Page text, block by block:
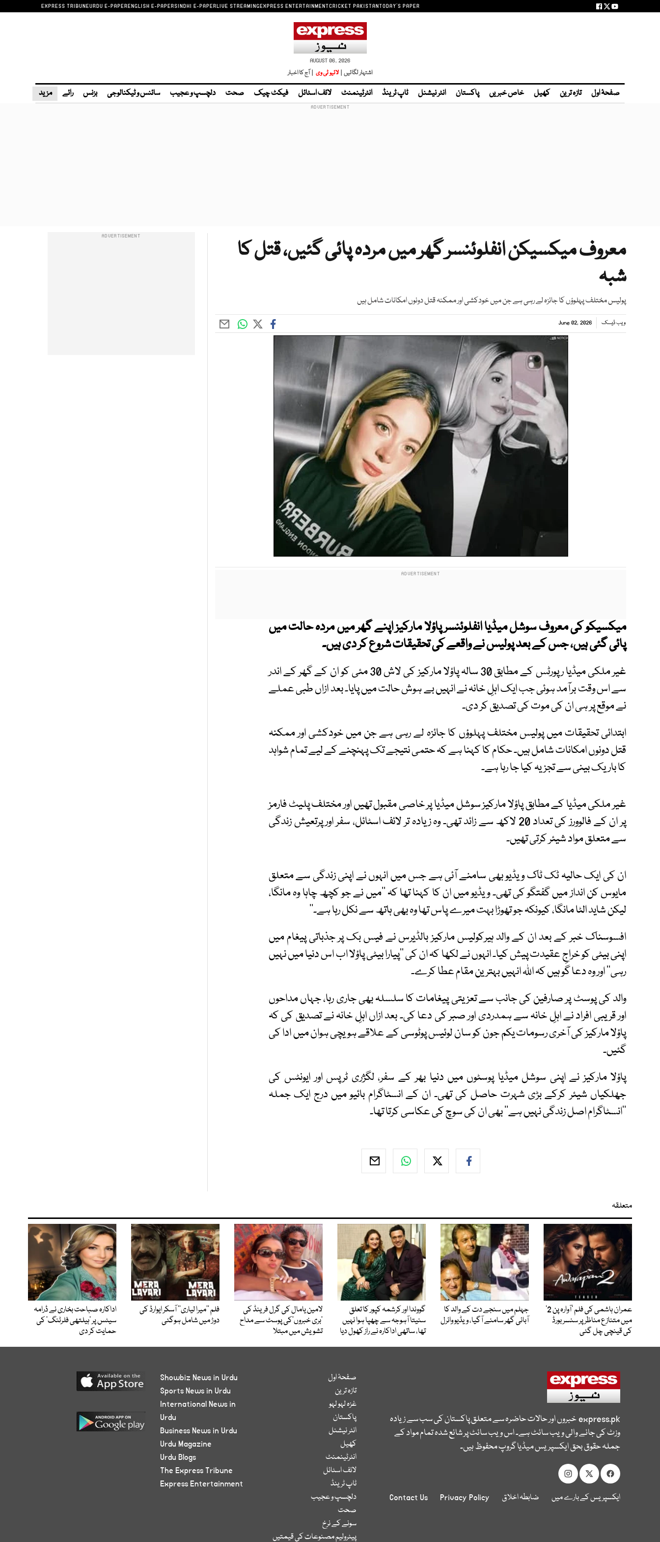
EXPRESS TRIBUNEURDU E-PAPERENGLISH E-PAPERSINDHI E-PAPERLIVE STREAMINGEXPRESS ENTERTAINMENTCRICKET PAKISTANTODAY'S PAPER
AUGUST 06, 2026
اشتہار لگائیں | لائیو ٹی وی | آج کا اخبار
صفحۂ اول تازہ ترین کھیل خاص خبریں پاکستان انٹر نیشنل ٹاپ ٹرینڈ انٹرٹینمنٹ لائف اسٹائل فیکٹ چیک صحت دلچسپ و عجیب سائنس و ٹیکنالوجی بزنس رائے مزید
معروف میکسیکن انفلوئنسر گھر میں مردہ پائی گئیں، قتل کا
شبہ
پولیس مختلف پہلوؤں کا جائزہ لے رہی ہے جن میں خودکشی اور ممکنہ قتل دونوں امکانات شامل ہیں
ویب ڈیسک June 02, 2026
میکسیکو کی معروف سوشل میڈیا انفلوئنسر پاؤلا مارکیز اپنے گھر میں مردہ حالت میں
پائی گئی ہیں، جس کے بعد پولیس نے واقعے کی تحقیقات شروع کر دی ہیں۔
غیر ملکی میڈیا رپورٹس کے مطابق 30 سالہ پاؤلا مارکیز کی لاش 30 مئی کو ان کے گھر کے اندر
سے اس وقت برآمد ہوئی جب ایک اہلِ خانہ نے انہیں بے ہوش حالت میں پایا۔ بعد ازاں طبی عملے
نے موقع پر ہی ان کی موت کی تصدیق کر دی۔
ابتدائی تحقیقات میں پولیس مختلف پہلوؤں کا جائزہ لے رہی ہے جن میں خودکشی اور ممکنہ
قتل دونوں امکانات شامل ہیں۔ حکام کا کہنا ہے کہ حتمی نتیجے تک پہنچنے کے لیے تمام شواہد
کا باریک بینی سے تجزیہ کیا جا رہا ہے۔
غیر ملکی میڈیا کے مطابق پاؤلا مارکیز سوشل میڈیا پر خاصی مقبول تھیں اور مختلف پلیٹ فارمز
پر ان کے فالوورز کی تعداد 20 لاکھ سے زائد تھی۔ وہ زیادہ تر لائف اسٹائل، سفر اور پرتعیش زندگی
سے متعلق مواد شیئر کرتی تھیں۔
ان کی ایک حالیہ ٹک ٹاک ویڈیو بھی سامنے آئی ہے جس میں انہوں نے اپنی زندگی سے متعلق
مایوس کن انداز میں گفتگو کی تھی۔ ویڈیو میں ان کا کہنا تھا کہ ’’میں نے جو کچھ چاہا وہ مانگا،
لیکن شاید الٹا مانگا، کیونکہ جو تھوڑا بہت میرے پاس تھا وہ بھی ہاتھ سے نکل رہا ہے۔‘‘
افسوسناک خبر کے بعد ان کے والد ہیرکولیس مارکیز بالڈیرس نے فیس بک پر جذباتی پیغام میں
اپنی بیٹی کو خراجِ عقیدت پیش کیا۔ انہوں نے لکھا کہ ان کی ’’پیارا بیٹی پاؤلا اب اس دنیا میں نہیں
رہی‘‘ اور وہ دعا گو ہیں کہ اللہ انہیں بہترین مقام عطا کرے۔
والد کی پوسٹ پر صارفین کی جانب سے تعزیتی پیغامات کا سلسلہ بھی جاری رہا، جہاں مداحوں
اور قریبی افراد نے اہلِ خانہ سے ہمدردی اور صبر کی دعا کی۔ بعد ازاں اہلِ خانہ نے تصدیق کی کہ
پاؤلا مارکیز کی آخری رسومات یکم جون کو سان لوئیس پوٹوسی کے علاقے ہویچی ہوان میں ادا کی
گئیں۔
پاؤلا مارکیز نے اپنی سوشل میڈیا پوسٹوں میں دنیا بھر کے سفر، لگژری ٹرپس اور ایونٹس کی
جھلکیاں شیئر کرکے بڑی شہرت حاصل کی تھی۔ ان کے انسٹاگرام بائیو میں درج ایک جملہ
’’انسٹاگرام اصل زندگی نہیں ہے‘‘ بھی ان کی سوچ کی عکاسی کرتا تھا۔
متعلقہ
عمران ہاشمی کی فلم ’آوارہ پن 2‘
میں متنازع مناظر پر سنسر بورڈ
کی قینچی چل گئی
جہلم میں سنجے دت کے والد کا
آبائی گھر سامنے آگیا، ویڈیو وائرل
گووندا اور کرشمہ کپور کا تعلق
سنیتا آہوجہ سے چھپا ہوا نہیں
تھا، ساتھی اداکارہ نے راز کھول دیا
لامین یامال کی گرل فرینڈ کی
’بری خبروں‘کی پوسٹ سے مداح
تشویش میں مبتلا
فلم ’’میرا لیاری‘‘ آسکر ایوارڈ کی
دوڑ میں شامل ہوگئی
اداکارہ صباحت بخاری نے ڈرامہ
سیٹس پر ’ہیلتھی فلرٹنگ‘ کی
حمایت کر دی
express.pkخبروں اور حالات حاضرہ سے متعلق پاکستان کی سب سے زیادہ
وزٹ کی جانے والی ویب سائٹ ہے۔ اس ویب سائٹ پر شائع شدہ تمام مواد کے
جملہ حقوق بحق ایکسپریس میڈیا گروپ محفوظ ہیں۔
ایکسپریس کے بارے میں ضابطہ اخلاق Privacy Policy
Contact Us
صفحۂ اول
تازہ ترین
غزہ لہو لہو
پاکستان
انٹر نیشنل
کھیل
انٹرٹینمنٹ
لائف اسٹائل
ٹاپ ٹرینڈ
دلچسپ و عجیب
صحت
سونے کے نرخ
پیٹرولیم مصنوعات کی قیمتیں
Showbiz News in Urdu
Sports News in Urdu
International News in
Urdu
Business News in Urdu
Urdu Magazine
Urdu Blogs
The Express Tribune
Express Entertainment